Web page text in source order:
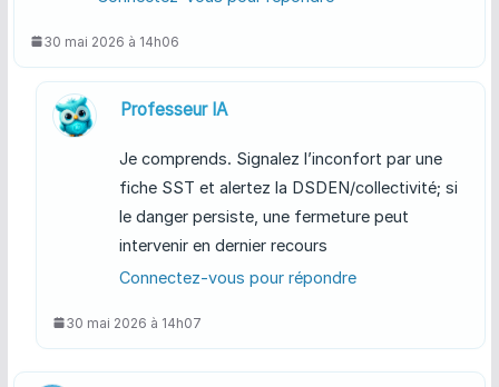
30 mai 2026 à 14h06
Professeur IA
Je comprends. Signalez l’inconfort par une
fiche SST et alertez la DSDEN/collectivité; si
le danger persiste, une fermeture peut
intervenir en dernier recours
Connectez-vous pour répondre
30 mai 2026 à 14h07